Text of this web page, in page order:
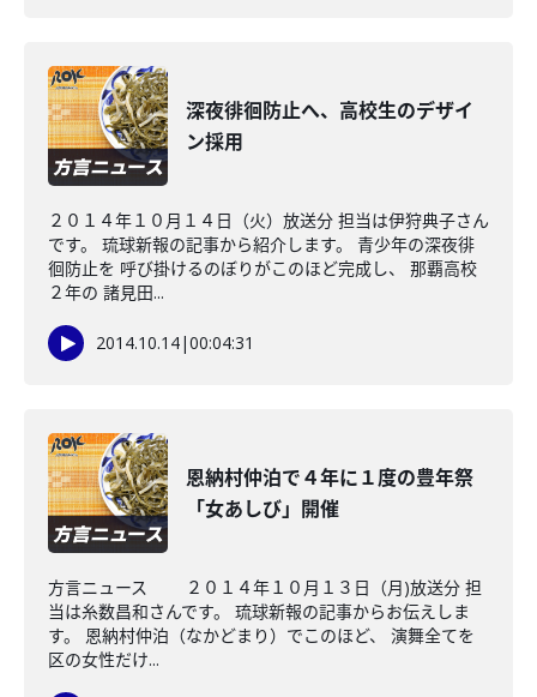
深夜徘徊防止へ、高校生のデザイ
ン採用
２０１４年１０月１４日（火）放送分 担当は伊狩典子さん
です。 琉球新報の記事から紹介します。 青少年の深夜徘
徊防止を 呼び掛けるのぼりがこのほど完成し、 那覇高校
２年の 諸見田...
2014.10.14|00:04:31
恩納村仲泊で４年に１度の豊年祭
「女あしび」開催
方言ニュース ２０１４年１０月１３日（月)放送分 担
当は糸数昌和さんです。 琉球新報の記事からお伝えしま
す。 恩納村仲泊（なかどまり）でこのほど、 演舞全てを
区の女性だけ...